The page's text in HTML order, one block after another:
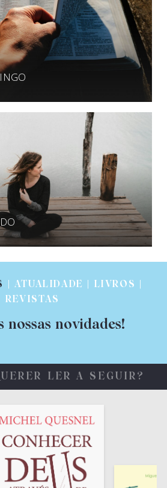
| ATUALIDADE | LIVROS |
REVISTAS
nossas novidades!
LER A SEGUIR?